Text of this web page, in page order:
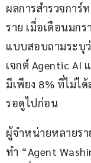
ผลการสำรวจการ์
ราย เมื่อเดือนมก
แบบสอบถามระบุ
เจกต์ Agentic AI
มีเพียง 8% ที่ไม่ไ
รอดูไปก่อน
ผู้จำหน่ายหลายรา
ทำ “Agent